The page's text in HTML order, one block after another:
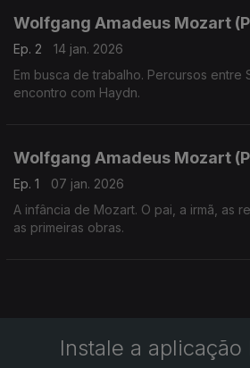
Wolfgang Amadeus Mozart
Ep. 2
14 jan. 2026
Em busca de trabalho. Percursos entre
encontro com Haydn.
Wolfgang Amadeus Mozart
Ep. 1
07 jan. 2026
A infância de Mozart. O pai, a irmã, as
as primeiras obras.
Instale a aplicação